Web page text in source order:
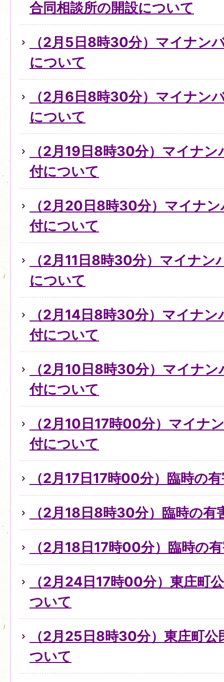
合同相談所の開設について
（2月5日8時30分）マイナン
について
（2月6日8時30分）マイナン
について
（2月19日8時30分）マイナ
付について
（2月20日8時30分）マイナ
付について
（2月11日8時30分）マイナン
について
（2月14日8時30分）マイナ
付について
（2月10日8時30分）マイナ
付について
（2月10日17時00分）マイナ
付について
（2月17日17時00分）臨時の
（2月18日8時30分）臨時の
（2月18日17時00分）臨時の
（2月24日17時00分）東庄町
ついて
（2月25日8時30分）東庄町
ついて